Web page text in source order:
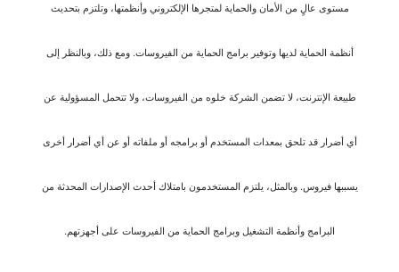
مستوى عالٍ من الأمان والحماية لمتجرها الإلكتروني وأنظمتها، وتلتزم بتحديث
أنظمة الحماية لديها وتوفير برامج الحماية من الفيروسات. ومع ذلك، وبالنظر إلى
طبيعة الإنترنت، لا تضمن الشركة خلوه من الفيروسات، ولا تتحمل المسؤولية عن
أي أضرار قد تلحق بمعدات المستخدم أو برامجه أو ملفاته أو عن أي أضرار أخرى
يسببها فيروس. وبالمثل، يلتزم المستخدمون بامتلاك أحدث الإصدارات المحدثة من
البرامج وأنظمة التشغيل وبرامج الحماية من الفيروسات على أجهزتهم.